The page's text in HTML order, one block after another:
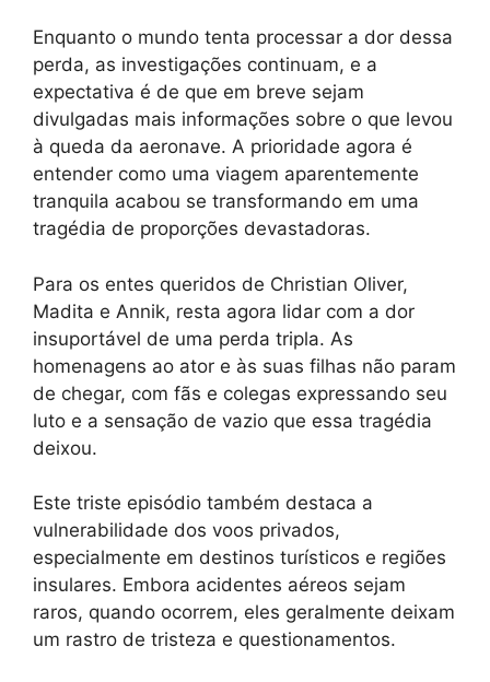
Enquanto o mundo tenta processar a dor dessa
perda, as investigações continuam, e a
expectativa é de que em breve sejam
divulgadas mais informações sobre o que levou
à queda da aeronave. A prioridade agora é
entender como uma viagem aparentemente
tranquila acabou se transformando em uma
tragédia de proporções devastadoras.
Para os entes queridos de Christian Oliver,
Madita e Annik, resta agora lidar com a dor
insuportável de uma perda tripla. As
homenagens ao ator e às suas filhas não param
de chegar, com fãs e colegas expressando seu
luto e a sensação de vazio que essa tragédia
deixou.
Este triste episódio também destaca a
vulnerabilidade dos voos privados,
especialmente em destinos turísticos e regiões
insulares. Embora acidentes aéreos sejam
raros, quando ocorrem, eles geralmente deixam
um rastro de tristeza e questionamentos.